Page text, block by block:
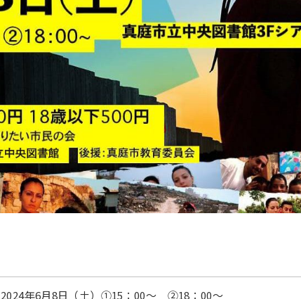
2024年6月8日（土）①15：00〜 ②18：00〜